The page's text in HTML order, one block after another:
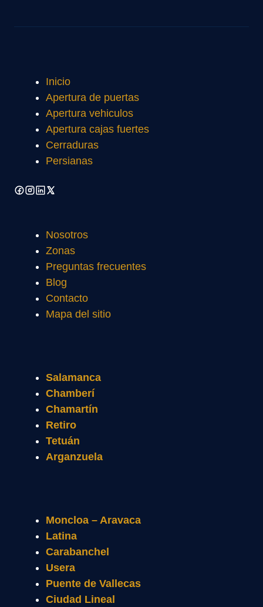
Inicio
Apertura de puertas
Apertura vehiculos
Apertura cajas fuertes
Cerraduras
Persianas
Nosotros
Zonas
Preguntas frecuentes
Blog
Contacto
Mapa del sitio
Salamanca
Chamberí
Chamartín
Retiro
Tetuán
Arganzuela
Moncloa – Aravaca
Latina
Carabanchel
Usera
Puente de Vallecas
Ciudad Lineal